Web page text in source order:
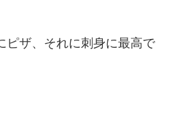
ピザ、それに刺身に最高で